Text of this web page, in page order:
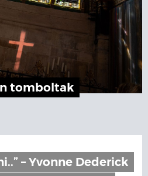
tomboltak
– Yvonne Dederick